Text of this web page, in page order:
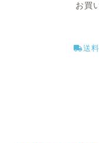
お買
送